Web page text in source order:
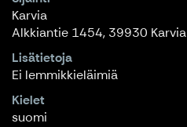
Karvia
Alkkiantie 1454, 39930 Karvia
Lisätietoja
Ei lemmikkieläimiä
Kielet
suomi